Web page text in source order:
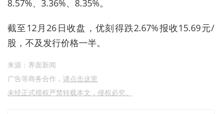
8.57%、 3.36%、 8.35%。
截至 12月26日收盘 ，优刻得跌2.67%报收15.69元/
股 ， 不及发行价格一半。
来源：界面新闻
广告等商务合作， 请点击这里
未经正式授权严禁转载本文，侵权必究。